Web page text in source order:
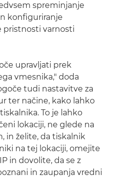
spreminjanje
konfiguriranje
pristnosti varnosti
upravljati prek
vmesnika," doda
tudi nastavitve za
ter načine, kako lahko
To je lahko
lokaciji, ne glede na
in želite, da tiskalnik
na tej lokaciji, omejite
in dovolite, da se z
in zaupanja vredni